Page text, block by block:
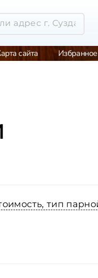
сайта Избранное
тип